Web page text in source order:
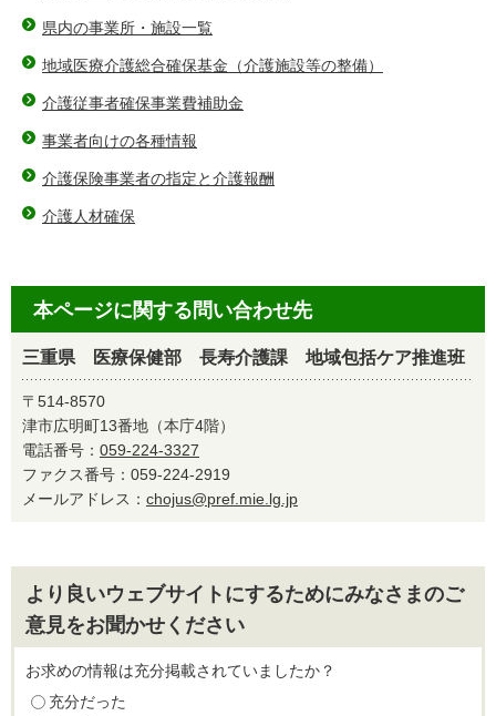
県内の事業所・施設一覧
地域医療介護総合確保基金（介護施設等の整備）
介護従事者確保事業費補助金
事業者向けの各種情報
介護保険事業者の指定と介護報酬
介護人材確保
本ページに関する問い合わせ先
三重県 医療保健部 長寿介護課 地域包括ケア推進班
〒514-8570
津市広明町13番地（本庁4階）
電話番号： 059-224-3327
ファクス番号：059-224-2919
メールアドレス： chojus@pref.mie.lg.jp
より良いウェブサイトにするためにみなさまのご
意見をお聞かせください
お求めの情報は充分掲載されていましたか？
充分だった